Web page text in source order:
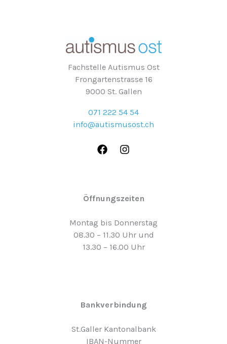
Fachstelle Autismus Ost
Frongartenstrasse 16
9000 St. Gallen
071 222 54 54
info@autismusost.ch
Öffnungszeiten
Montag bis Donnerstag
08.30 – 11.30 Uhr und
13.30 – 16.00 Uhr
Bankverbindung
St.Galler Kantonalbank
IBAN-Nummer